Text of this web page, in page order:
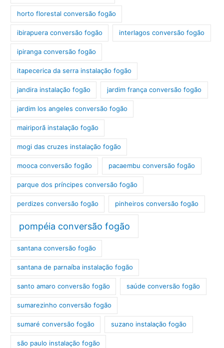
horto florestal conversão fogão
ibirapuera conversão fogão interlagos conversão fogão
ipiranga conversão fogão
itapecerica da serra instalação fogão
jandira instalação fogão jardim frança conversão fogão
jardim los angeles conversão fogão
mairiporã instalação fogão
mogi das cruzes instalação fogão
mooca conversão fogão pacaembu conversão fogão
parque dos príncipes conversão fogão
perdizes conversão fogão pinheiros conversão fogão
pompéia conversão fogão
santana conversão fogão
santana de parnaíba instalação fogão
santo amaro conversão fogão saúde conversão fogão
sumarezinho conversão fogão
sumaré conversão fogão suzano instalação fogão
são paulo instalação fogão